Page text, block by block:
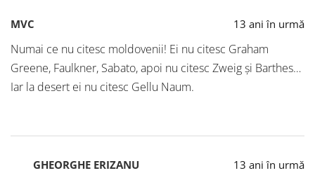
MVC 13 ani în urmă
Numai ce nu citesc moldovenii! Ei nu citesc Graham
Greene, Faulkner, Sabato, apoi nu citesc Zweig şi Barthes…
Iar la desert ei nu citesc Gellu Naum.
GHEORGHE ERIZANU 13 ani în urmă